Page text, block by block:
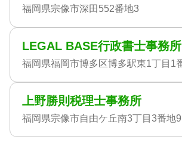
福岡県宗像市深田552番地3
LEGAL BASE行政書士事務所
上野勝則税理士事務所
福岡県宗像市自由ケ丘南3丁目3番地9